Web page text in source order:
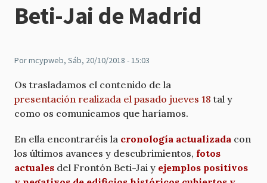
Beti-Jai de Madrid
Pormcypweb, Sáb, 20/10/2018 - 15:03
Os trasladamos el contenido de la
presentación realizada el pasado jueves 18 tal y
como os comunicamos que haríamos.
En ella encontraréis la cronología actualizada con
los últimos avances y descubrimientos, fotos
actuales del Frontón Beti-Jai y ejemplos positivos